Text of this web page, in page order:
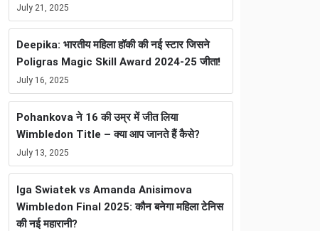
July 21, 2025
Deepika: भारतीय महिला हॉकी की नई स्टार जिसने
Poligras Magic Skill Award 2024-25 जीता!
July 16, 2025
Pohankova ने 16 की उम्र में जीत लिया
Wimbledon Title – क्या आप जानते हैं कैसे?
July 13, 2025
Iga Swiatek vs Amanda Anisimova
Wimbledon Final 2025: कौन बनेगा महिला टेनिस
की नई महारानी?